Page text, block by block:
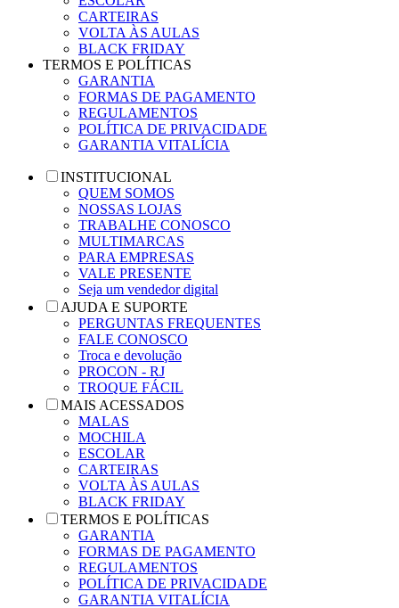
CARTEIRAS
VOLTA ÀS AULAS
BLACK FRIDAY
TERMOS E POLÍTICAS
GARANTIA
FORMAS DE PAGAMENTO
REGULAMENTOS
POLÍTICA DE PRIVACIDADE
GARANTIA VITALÍCIA
INSTITUCIONAL
QUEM SOMOS
NOSSAS LOJAS
TRABALHE CONOSCO
MULTIMARCAS
PARA EMPRESAS
VALE PRESENTE
Seja um vendedor digital
AJUDA E SUPORTE
PERGUNTAS FREQUENTES
FALE CONOSCO
Troca e devolução
PROCON - RJ
TROQUE FÁCIL
MAIS ACESSADOS
MALAS
MOCHILA
ESCOLAR
CARTEIRAS
VOLTA ÀS AULAS
BLACK FRIDAY
TERMOS E POLÍTICAS
GARANTIA
FORMAS DE PAGAMENTO
REGULAMENTOS
POLÍTICA DE PRIVACIDADE
GARANTIA VITALÍCIA